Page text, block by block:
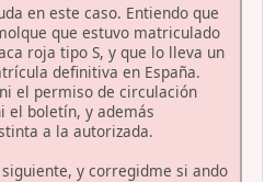
en este caso. Entiendo que
que estuvo matriculado
roja tipo S, y que lo lleva un
definitiva en España.
el permiso de circulación
el boletín, y además
a la autorizada.
y corregidme si ando